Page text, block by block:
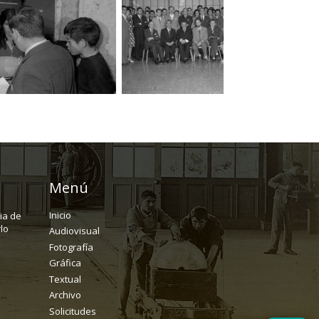
de
Menú
Inicio
Audiovisual
Fotografía
Gráfica
Textual
Archivo
Solicitudes